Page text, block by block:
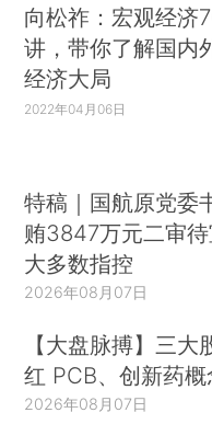
向松祚：宏观经济
讲，带你了解国内
经济大局
2022年04月06日
特稿｜国航原党委
贿3847万元二审
大多数指控
2026年08月07日
【大盘脉搏】三大
红 PCB、创新药概
2026年08月07日